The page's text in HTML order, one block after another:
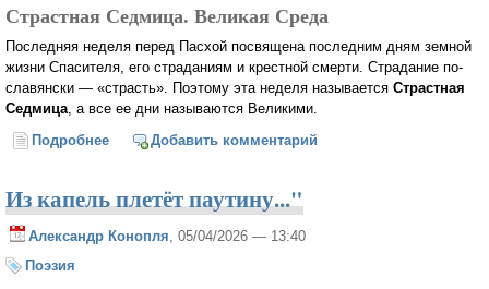
Страстная Седмица. Великая Среда
Последняя неделя перед Пасхой посвящена последним дням земной
жизни Спасителя, его страданиям и крестной смерти. Страдание по-
славянски — «страсть». Поэтому эта неделя называется Страстная
Седмица , а все ее дни называются Великими.
Подробнее о Детям о Страстной Седмице
Добавить комментарий
Из капель плетёт паутину..."
Александр Конопля, 05/04/2026 — 13:40
Поэзия